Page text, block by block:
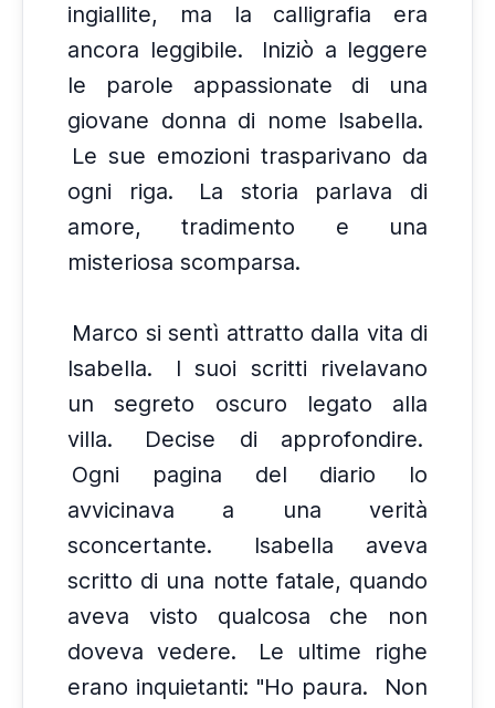
ingiallite, ma la calligrafia era
ancora leggibile.
Iniziò a leggere
le parole appassionate di una
giovane donna di nome Isabella.
Le sue emozioni trasparivano da
ogni riga.
La storia parlava di
amore, tradimento e una
misteriosa scomparsa.
Marco si sentì attratto dalla vita di
Isabella.
I suoi scritti rivelavano
un segreto oscuro legato alla
villa.
Decise di approfondire.
Ogni pagina del diario lo
avvicinava a una verità
sconcertante.
Isabella aveva
scritto di una notte fatale, quando
aveva visto qualcosa che non
doveva vedere.
Le ultime righe
erano inquietanti: "Ho paura.
Non